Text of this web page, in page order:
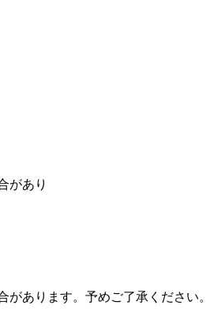
があり
あります。予めご了承ください。